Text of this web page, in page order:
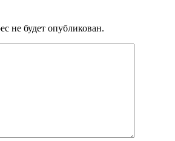
не будет опубликован.